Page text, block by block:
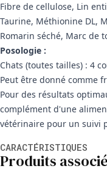
Fibre de cellulose, Lin
Taurine, Méthionine DL,
Romarin séché, Marc de
Posologie :
Chats (toutes tailles) : 4
Peut être donné comme
Pour des résultats
complément d'une
vétérinaire pour un suivi
CARACTÉRISTIQUES
Produits